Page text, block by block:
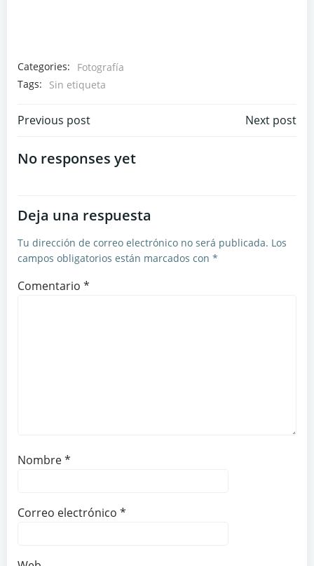
Categories:
Fotografía
Tags:
Sin etiqueta
Previous post Next post
No responses yet
Deja una respuesta
Tu dirección de correo electrónico no será publicada. Los
campos obligatorios están marcados con *
Comentario *
Nombre*
Correo electrónico *